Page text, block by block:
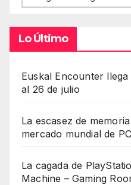
Lo Último
Euskal Encounter
al 26 de julio
La escasez de
mercado mundial de
La cagada de
Machine – Gaming